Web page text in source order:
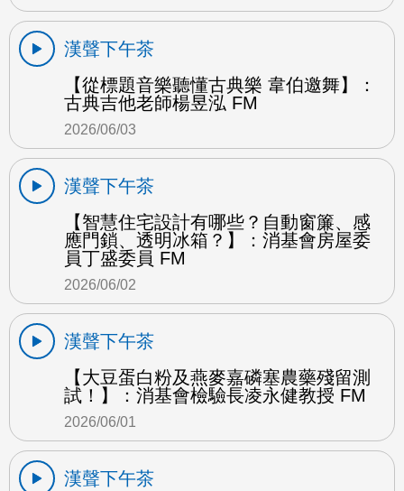
漢聲下午茶
【從標題音樂聽懂古典樂 韋伯邀舞】：
古典吉他老師楊昱泓 FM
2026/06/03
漢聲下午茶
【智慧住宅設計有哪些？自動窗簾、感
應門鎖、透明冰箱？】：消基會房屋委
員丁盛委員 FM
2026/06/02
漢聲下午茶
【大豆蛋白粉及燕麥嘉磷塞農藥殘留測
試！】：消基會檢驗長凌永健教授 FM
2026/06/01
漢聲下午茶